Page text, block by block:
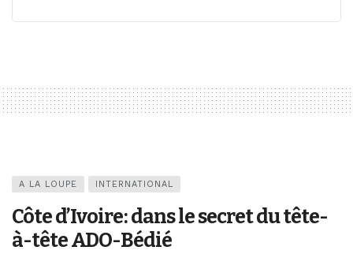
A LA LOUPE INTERNATIONAL
Côte d’Ivoire : dans le secret du tête-
à-tête ADO-Bédié